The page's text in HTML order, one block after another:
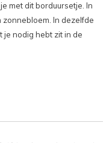
met dit borduursetje. In
In dezelfde
je nodig hebt zit in de